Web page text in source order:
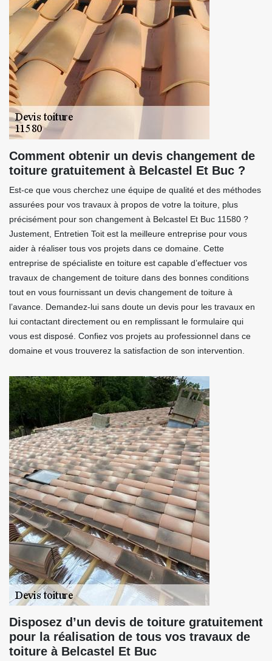
Comment obtenir un devis changement de
toiture gratuitement à Belcastel Et Buc ?
Est-ce que vous cherchez une équipe de qualité et des méthodes
assurées pour vos travaux à propos de votre la toiture, plus
précisément pour son changement à Belcastel Et Buc 11580 ?
Justement, Entretien Toit est la meilleure entreprise pour vous
aider à réaliser tous vos projets dans ce domaine. Cette
entreprise de spécialiste en toiture est capable d’effectuer vos
travaux de changement de toiture dans des bonnes conditions
tout en vous fournissant un devis changement de toiture à
l’avance. Demandez-lui sans doute un devis pour les travaux en
lui contactant directement ou en remplissant le formulaire qui
vous est disposé. Confiez vos projets au professionnel dans ce
domaine et vous trouverez la satisfaction de son intervention.
Disposez d’un devis de toiture gratuitement
pour la réalisation de tous vos travaux de
toiture à Belcastel Et Buc